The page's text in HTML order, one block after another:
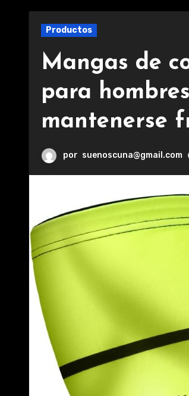
Productos
Mangas de
para
mantenerse
por suenoscuna@gmail.com